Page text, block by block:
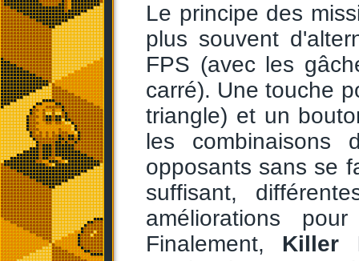
Le principe des
plus souvent
FPS (avec les
carré). Une touche
triangle) et un
les combinaisons
opposants sans se
suffisant,
améliorations
Finalement, Killer